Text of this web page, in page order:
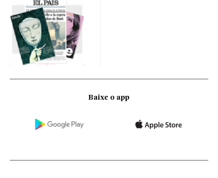
Baixe o app